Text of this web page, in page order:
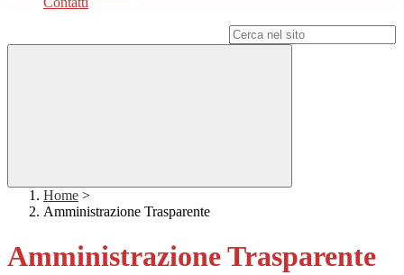
Home >
Amministrazione Trasparente
Amministrazione Trasparente